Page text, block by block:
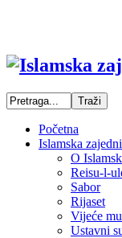
Početna
Islamska
O
Reisu-l-
Sabor
Rijaset
Vijeće
Ustavni